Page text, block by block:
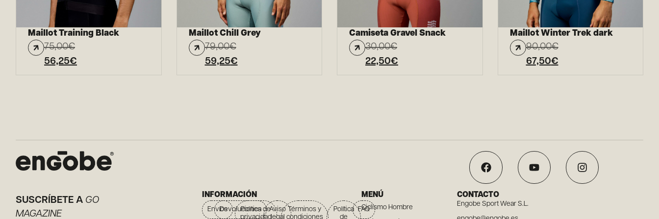
Maillot Training Black
75,00€
56,25€
Maillot Chill Grey
79,00€
59,25€
Camiseta Gravel Snack
30,00€
22,50€
Maillot Winter Trek dark
90,00€
67,50€
SUSCRÍBETE A GO
MAGAZINE
INFORMACIÓN
EnvíosDevoluciones
Política de
privacidad
Aviso
legal
Términos y
condiciones
Política
de
FAQ
MENÚ
Ciclismo Hombre
CONTACTO
Engobe Sport Wear S.L.